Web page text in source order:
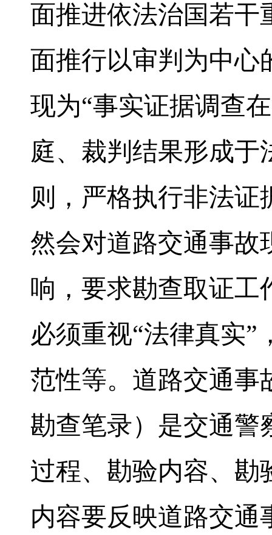
面推进依法治国若干
面推行以审判为中心
现为“事实证据调查
庭、裁判结果形成于
则，严格执行非法证
然会对道路交通事故
响，要求勘查取证工
必须重视“法律真实
范性等。道路交通事
勘查笔录）是交通警
过程、勘验内容、勘
内容要反映道路交通